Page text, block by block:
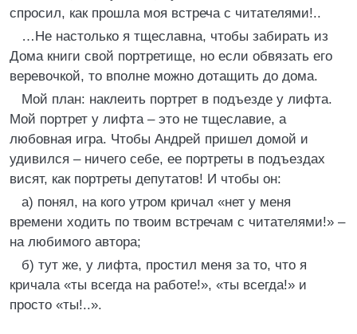
спросил, как прошла моя встреча с читателями!..
…Не настолько я тщеславна, чтобы забирать из
Дома книги свой портретище, но если обвязать его
веревочкой, то вполне можно дотащить до дома.
Мой план: наклеить портрет в подъезде у лифта.
Мой портрет у лифта – это не тщеславие, а
любовная игра. Чтобы Андрей пришел домой и
удивился – ничего себе, ее портреты в подъездах
висят, как портреты депутатов! И чтобы он:
а) понял, на кого утром кричал «нет у меня
времени ходить по твоим встречам с читателями!» –
на любимого автора;
б) тут же, у лифта, простил меня за то, что я
кричала «ты всегда на работе!», «ты всегда!» и
просто «ты!..».